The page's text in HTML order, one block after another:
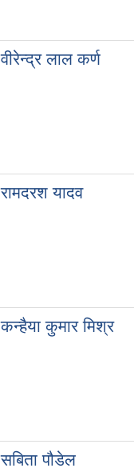
वीरेन्द्र लाल कर्ण
रामदरश यादव
कन्हैया कुमार मिश्र
सबिता पौडेल